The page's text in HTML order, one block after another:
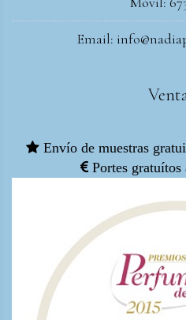
Email:
Envío de muestras
Portes